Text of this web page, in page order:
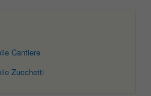
Cantiere
Zucchetti